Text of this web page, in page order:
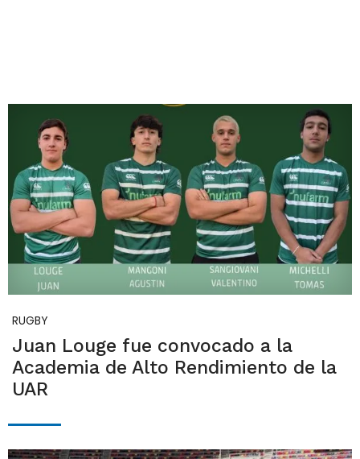
RUGBY
Juan Louge fue convocado a la
Academia de Alto Rendimiento de la
UAR